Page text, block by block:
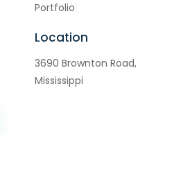
Portfolio
Location
3690 Brownton Road,
Mississippi